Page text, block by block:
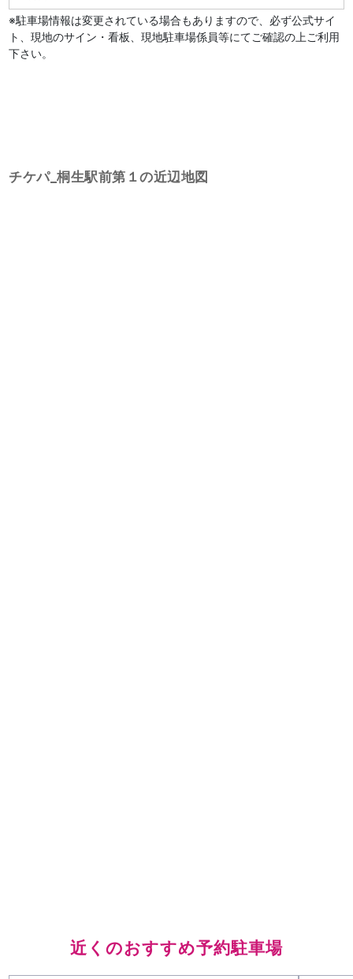
※駐車場情報は変更されている場合もありますので、必ず公式サイ
ト、現地のサイン・看板、現地駐車場係員等にてご確認の上ご利用
下さい。
チケパ_桐生駅前第１の近辺地図
近くのおすすめ予約駐車場